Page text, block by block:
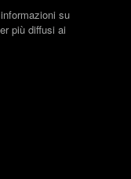
su
più diffusi ai